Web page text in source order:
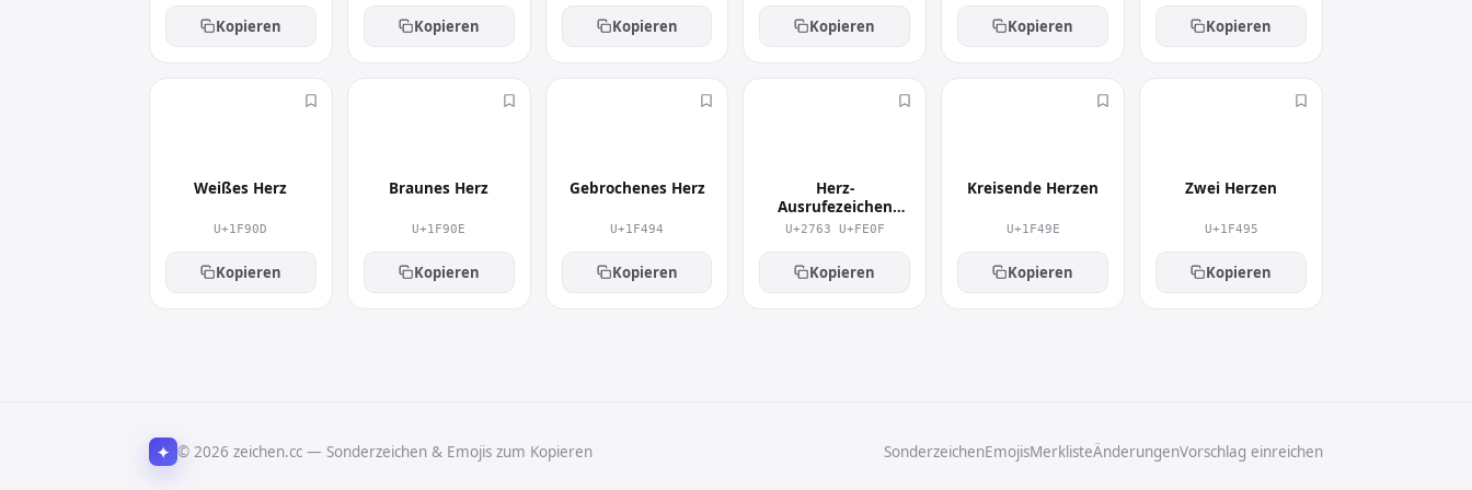
Kopieren Kopieren Kopieren Kopieren Kopieren Kopieren
Weißes Herz
U+1F90D
Kopieren
Braunes Herz
U+1F90E
Kopieren
Gebrochenes Herz
U+1F494
Kopieren
Herz-
Ausrufezeichen
Emoji
U+2763 U+FE0F
Kopieren
Kreisende Herzen
U+1F49E
Kopieren
Zwei Herzen
U+1F495
Kopieren
✦ © 2026 zeichen.cc — Sonderzeichen & Emojis zum Kopieren SonderzeichenEmojisMerklisteÄnderungenVorschlag einreichen